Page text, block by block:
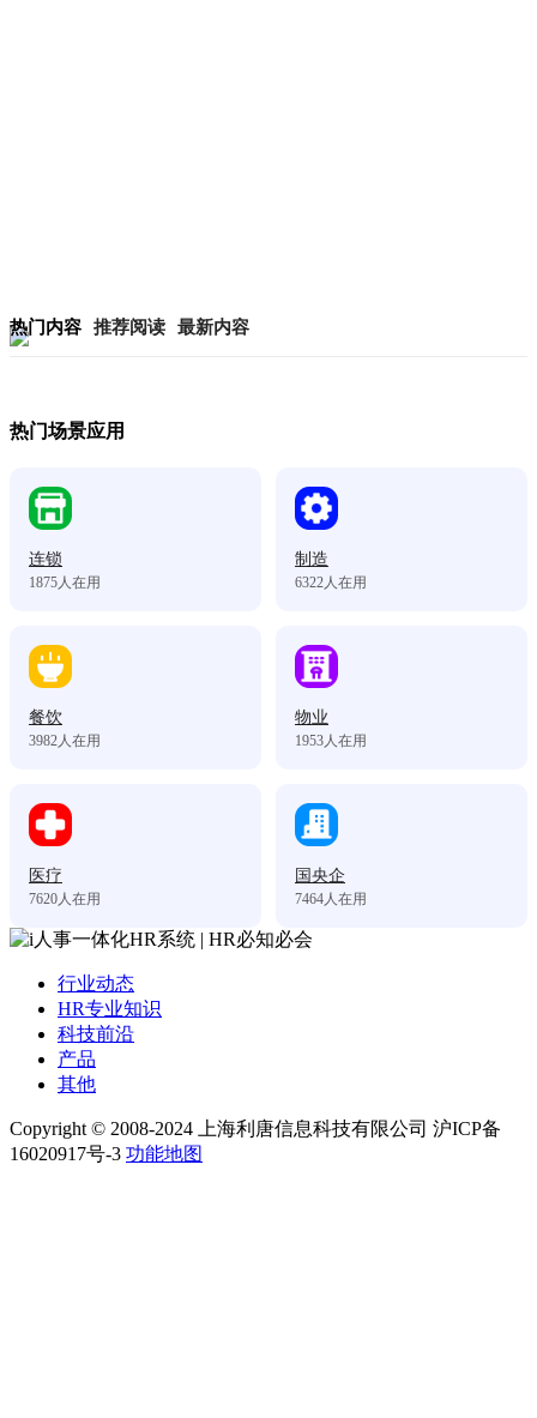
热门内容 推荐阅读 最新内容
热门场景应用
连锁
1875人在用
制造
6322人在用
餐饮
3982人在用
物业
1953人在用
医疗
7620人在用
国央企
7464人在用
行业动态
HR专业知识
科技前沿
产品
其他
Copyright © 2008-2024 上海利唐信息科技有限公司 沪ICP备
16020917号-3 功能地图